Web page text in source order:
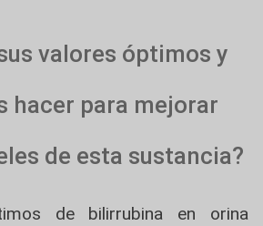
valores óptimos y
hacer para mejorar
de esta sustancia?
de bilirrubina en orina